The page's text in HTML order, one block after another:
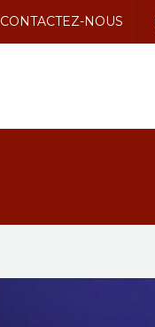
CONTACTEZ-NOUS